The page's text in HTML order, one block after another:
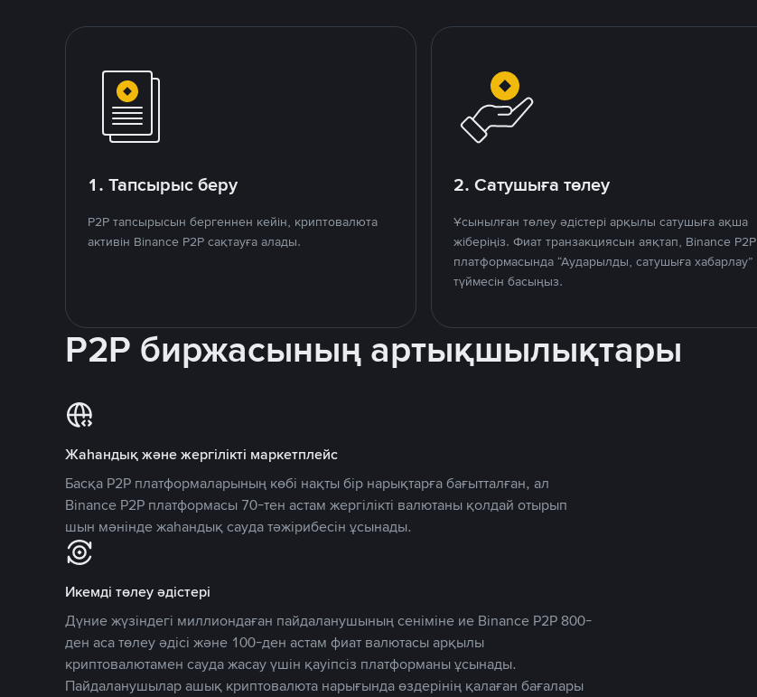
1. Тапсырыс беру
P2P тапсырысын бергеннен кейін, криптовалюта
активін Binance P2P сақтауға алады.
2. Сатушыға төлеу
Ұсынылған төлеу әдістері арқылы сатушыға ақша
жіберіңіз. Фиат транзакциясын аяқтап, Binance P2P
платформасында “Аударылды, сатушыға хабарлау”
түймесін басыңыз.
P2P биржасының артықшылықтары
Жаһандық және жергілікті маркетплейс
Басқа P2P платформаларының көбі нақты бір нарықтарға бағытталған, ал
Binance P2P платформасы 70-тен астам жергілікті валютаны қолдай отырып
шын мәнінде жаһандық сауда тәжірибесін ұсынады.
Икемді төлеу әдістері
Дүние жүзіндегі миллиондаған пайдаланушының сеніміне ие Binance P2P 800-
ден аса төлеу әдісі және 100-ден астам фиат валютасы арқылы
криптовалютамен сауда жасау үшін қауіпсіз платформаны ұсынады.
Пайдаланушылар ашық криптовалюта нарығында өздерінің қалаған бағалары